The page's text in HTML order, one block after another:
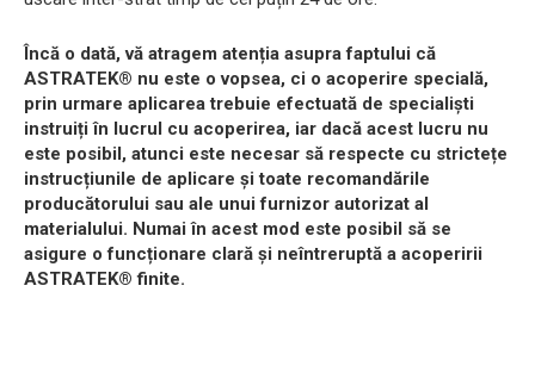
Încă o dată, vă atragem atenția asupra faptului că
ASTRATEK® nu este o vopsea, ci o acoperire specială,
prin urmare aplicarea trebuie efectuată de specialiști
instruiți în lucrul cu acoperirea, iar dacă acest lucru nu
este posibil, atunci este necesar să respecte cu strictețe
instrucțiunile de aplicare și toate recomandările
producătorului sau ale unui furnizor autorizat al
materialului. Numai în acest mod este posibil să se
asigure o funcționare clară și neîntreruptă a acoperirii
ASTRATEK® finite.